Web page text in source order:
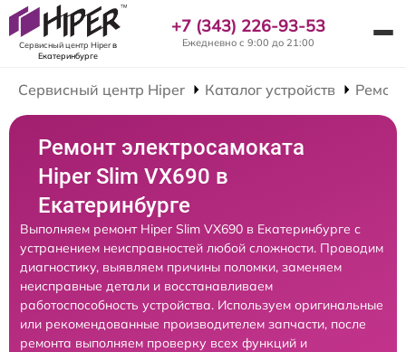
Сервисный центр Hiperв
Екатеринбурге
+7 (343) 226-93-53
Ежедневно с 9:00 до 21:00
Сервисный центр Hiper Каталог устройств
Ремонт электросамоката
Hiper Slim VX690 в
Екатеринбурге
Выполняем ремонт Hiper Slim VX690 в Екатеринбурге с
устранением неисправностей любой сложности. Проводим
диагностику, выявляем причины поломки, заменяем
неисправные детали и восстанавливаем
работоспособность устройства. Используем оригинальные
или рекомендованные производителем запчасти, после
ремонта выполняем проверку всех функций и